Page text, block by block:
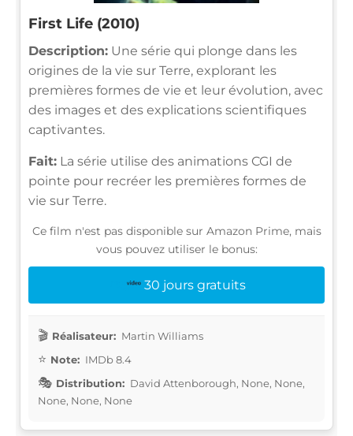
First Life (2010)
Description: Une série qui plonge dans les
origines de la vie sur Terre, explorant les
premières formes de vie et leur évolution, avec
des images et des explications scientifiques
captivantes.
Fait: La série utilise des animations CGI de
pointe pour recréer les premières formes de
vie sur Terre.
Ce film n'est pas disponible sur Amazon Prime, mais
vous pouvez utiliser le bonus:
30 jours gratuits
Réalisateur: Martin Williams
Note: IMDb 8.4
Distribution: David Attenborough, None, None,
None, None, None